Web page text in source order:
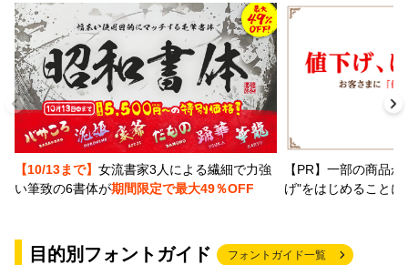
価格帯
〜
リセット
【10/13まで】 女流書家3人による繊細で力強
い筆致の6書体が期間限定で最大49％OFF
【PR】一部の商品
げ"をはじめること
目的別フォントガイド フォントガイド一覧